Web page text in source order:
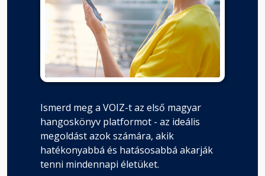
49. fejezet
Fejezet hossza: 00:08:05
Epilógus
Fejezet hossza: 00:07:01
Köszönetnyilvánítás
Fejezet hossza: 00:04:30
Ismerd meg a VOIZ-t az első magyar
hangoskönyv platformot - az ideális
megoldást azok számára, akik
hatékonyabbá és hatásosabbá akarják
tenni mindennapi életüket.